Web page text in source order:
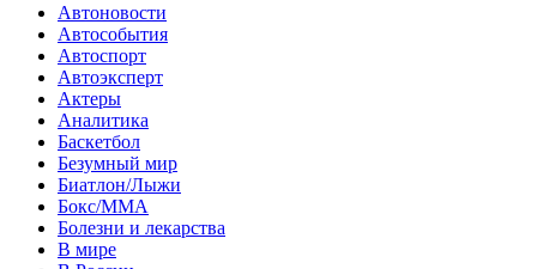
Автоновости
Автособытия
Автоспорт
Автоэксперт
Актеры
Аналитика
Баскетбол
Безумный мир
Биатлон/Лыжи
Бокс/MMA
Болезни и лекарства
В мире